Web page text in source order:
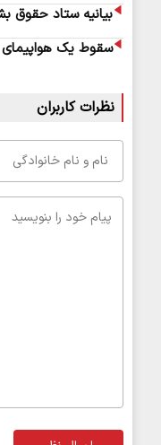
بیانیه ستاد حقوق
سقوط یک
نظرات کاربران